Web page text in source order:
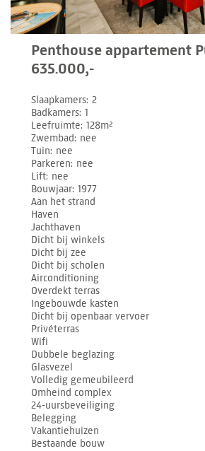
Penthouse appartement
635.000,-
Slaapkamers 2
Badkamers 1
Leefruimte 128m²
Zwembad nee
Tuin nee
Parkeren nee
Lift nee
Bouwjaar 1977
Aan het strand
Haven
Jachthaven
Dicht bij winkels
Dicht bij zee
Dicht bij scholen
Airconditioning
Overdekt terras
Ingebouwde kasten
Dicht bij openbaar vervoer
Privéterras
Wifi
Dubbele beglazing
Glasvezel
Volledig gemeubileerd
Omheind complex
24-uursbeveiliging
Belegging
Vakantiehuizen
Bestaande bouw